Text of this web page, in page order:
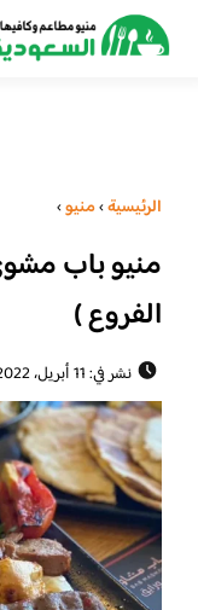
الرئيسية›منيو›
منيو باب
الفروع )
نشر في: 11 أبريل، 2022